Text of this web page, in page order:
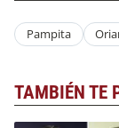
Pampita
TAMBIÉN TE